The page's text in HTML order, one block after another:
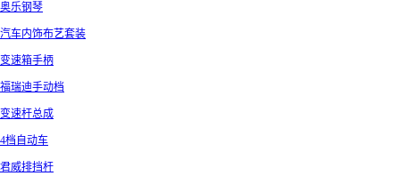
奥乐钢琴
汽车内饰布艺套装
变速箱手柄
福瑞迪手动档
变速杆总成
4档自动车
君威排挡杆